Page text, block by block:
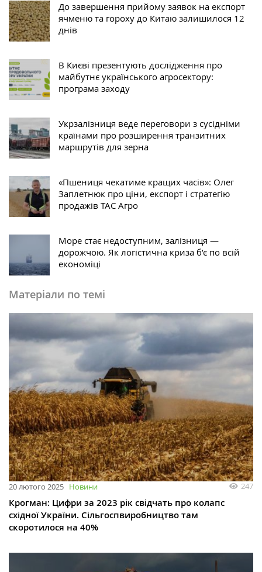
До завершення прийому заявок на експорт
ячменю та гороху до Китаю залишилося 12
днів
В Києві презентують дослідження про
майбутнє українського агросектору:
програма заходу
Укрзалізниця веде переговори з сусідніми
країнами про розширення транзитних
маршрутів для зерна
«Пшениця чекатиме кращих часів»: Олег
Заплетнюк про ціни, експорт і стратегію
продажів ТАС Агро
Море стає недоступним, залізниця —
дорожчою. Як логістична криза б’є по всій
економіці
Матеріали по темі
20 лютого 2025 Новини 247
Крогман: Цифри за 2023 рік свідчать про колапс
східної України. Сільгоспвиробництво там
скоротилося на 40%